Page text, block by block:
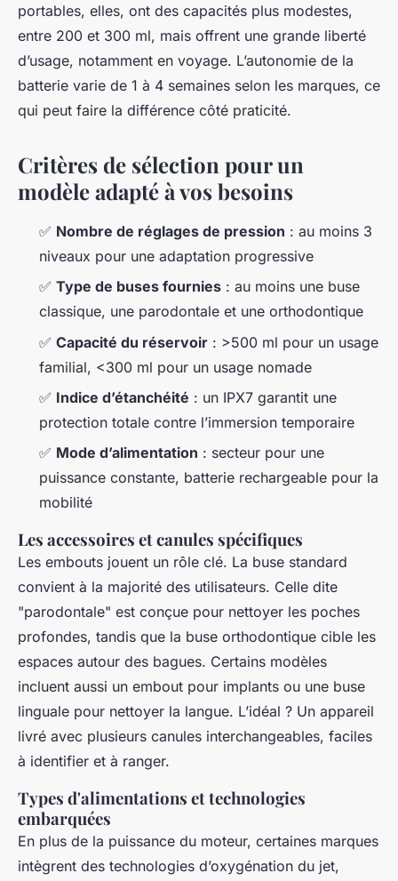
portables, elles, ont des capacités plus modestes,
entre 200 et 300 ml, mais offrent une grande liberté
d’usage, notamment en voyage. L’autonomie de la
batterie varie de 1 à 4 semaines selon les marques, ce
qui peut faire la différence côté praticité.
Critères de sélection pour un
modèle adapté à vos besoins
✅ Nombre de réglages de pression : au moins 3
niveaux pour une adaptation progressive
✅ Type de buses fournies : au moins une buse
classique, une parodontale et une orthodontique
✅ Capacité du réservoir : >500 ml pour un usage
familial, <300 ml pour un usage nomade
✅ Indice d’étanchéité : un IPX7 garantit une
protection totale contre l’immersion temporaire
✅ Mode d’alimentation : secteur pour une
puissance constante, batterie rechargeable pour la
mobilité
Les accessoires et canules spécifiques
Les embouts jouent un rôle clé. La buse standard
convient à la majorité des utilisateurs. Celle dite
"parodontale" est conçue pour nettoyer les poches
profondes, tandis que la buse orthodontique cible les
espaces autour des bagues. Certains modèles
incluent aussi un embout pour implants ou une buse
linguale pour nettoyer la langue. L’idéal ? Un appareil
livré avec plusieurs canules interchangeables, faciles
à identifier et à ranger.
Types d'alimentations et technologies
embarquées
En plus de la puissance du moteur, certaines marques
intègrent des technologies d’oxygénation du jet,